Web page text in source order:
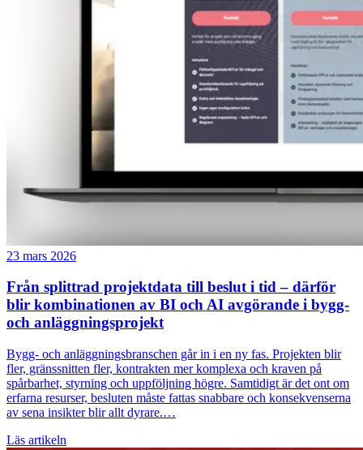
23 mars 2026
Från splittrad projektdata till beslut i tid – därför
blir kombinationen av BI och AI avgörande i bygg-
och anläggningsprojekt
Bygg- och anläggningsbranschen går in i en ny fas. Projekten blir
fler, gränssnitten fler, kontrakten mer komplexa och kraven på
spårbarhet, styrning och uppföljning högre. Samtidigt är det ont om
erfarna resurser, besluten måste fattas snabbare och konsekvenserna
av sena insikter blir allt dyrare.…
Läs artikeln